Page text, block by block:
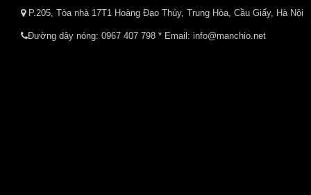
P.205, Tòa nhà 17T1 Hoàng Đạo Thúy, Trung Hòa, Cầu Giấy, Hà Nội
Đường dây nóng: 0967 407 798 * Email: info@manchio.net